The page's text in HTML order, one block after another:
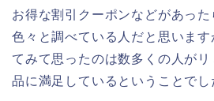
お得な割引クーポンなどがあっ
色々と調べている人だと思いま
てみて思ったのは数多くの人が
品に満足しているということでし